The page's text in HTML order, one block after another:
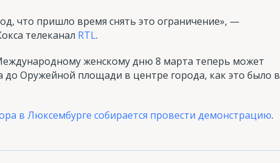
что пришло время снять это ограничение», —
телеканал RTL.
женскому дню 8 марта теперь может
Оружейной площади в центре города, как это было в
в Люксембурге собирается провести демонстрацию.